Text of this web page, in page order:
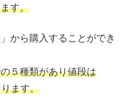
す。
から購入することができ
５種類があり値段は
ます。